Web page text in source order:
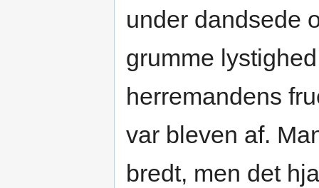
under dandsede
grumme
herremandens
var bleven af.
bredt, men det